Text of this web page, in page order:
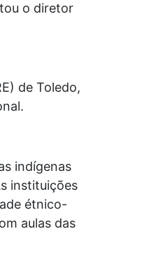
o diretor
de Toledo,
indígenas
instituições
étnico-
aulas das